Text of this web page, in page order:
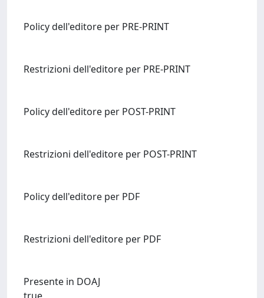
Policy dell'editore per PRE-PRINT
Restrizioni dell'editore per PRE-PRINT
Policy dell'editore per POST-PRINT
Restrizioni dell'editore per POST-PRINT
Policy dell'editore per PDF
Restrizioni dell'editore per PDF
Presente in DOAJ